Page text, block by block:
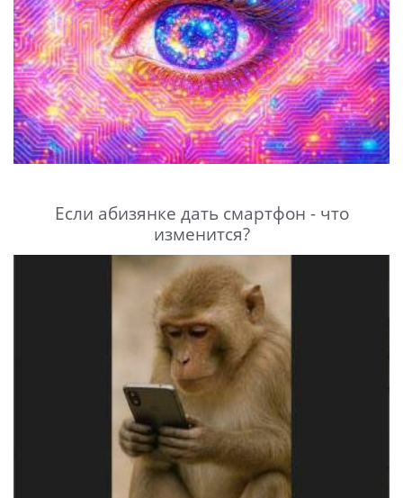
Если абизянке дать смартфон - что
изменится?